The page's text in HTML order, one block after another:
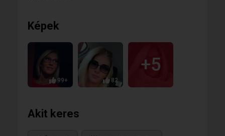
Képek
99+ 82
+5
Akit keres